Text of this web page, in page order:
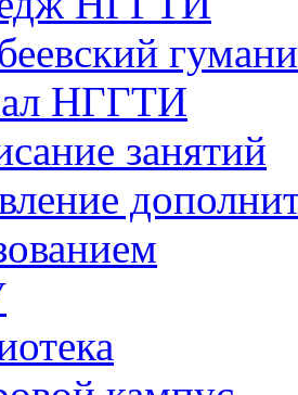
НГГТИ
занятий